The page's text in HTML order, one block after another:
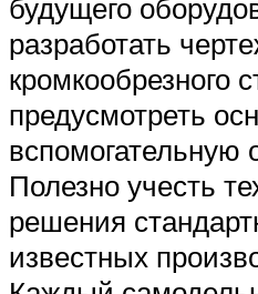
будущего
разработать
кромкообрезного
предусмотреть
вспомогательную
Полезно учесть
решения
известных